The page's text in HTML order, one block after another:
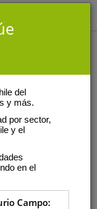
del
y más.
por sector,
y el
en el
Campo: